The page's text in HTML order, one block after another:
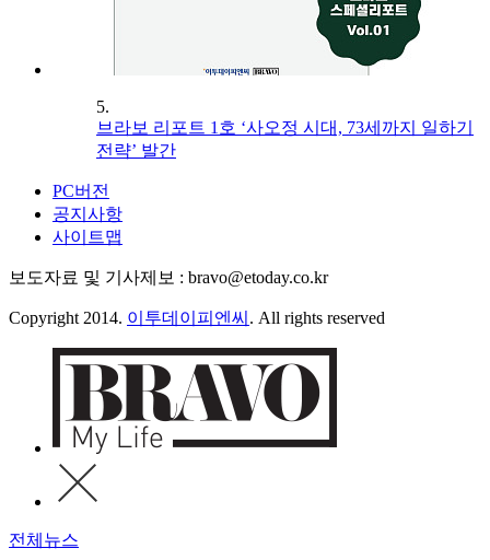
5.
브라보 리포트 1호 ‘사오정 시대, 73세까지 일하기
전략’ 발간
PC버전
공지사항
사이트맵
보도자료 및 기사제보 : bravo@etoday.co.kr
Copyright 2014. 이투데이피엔씨 . All rights reserved
전체뉴스